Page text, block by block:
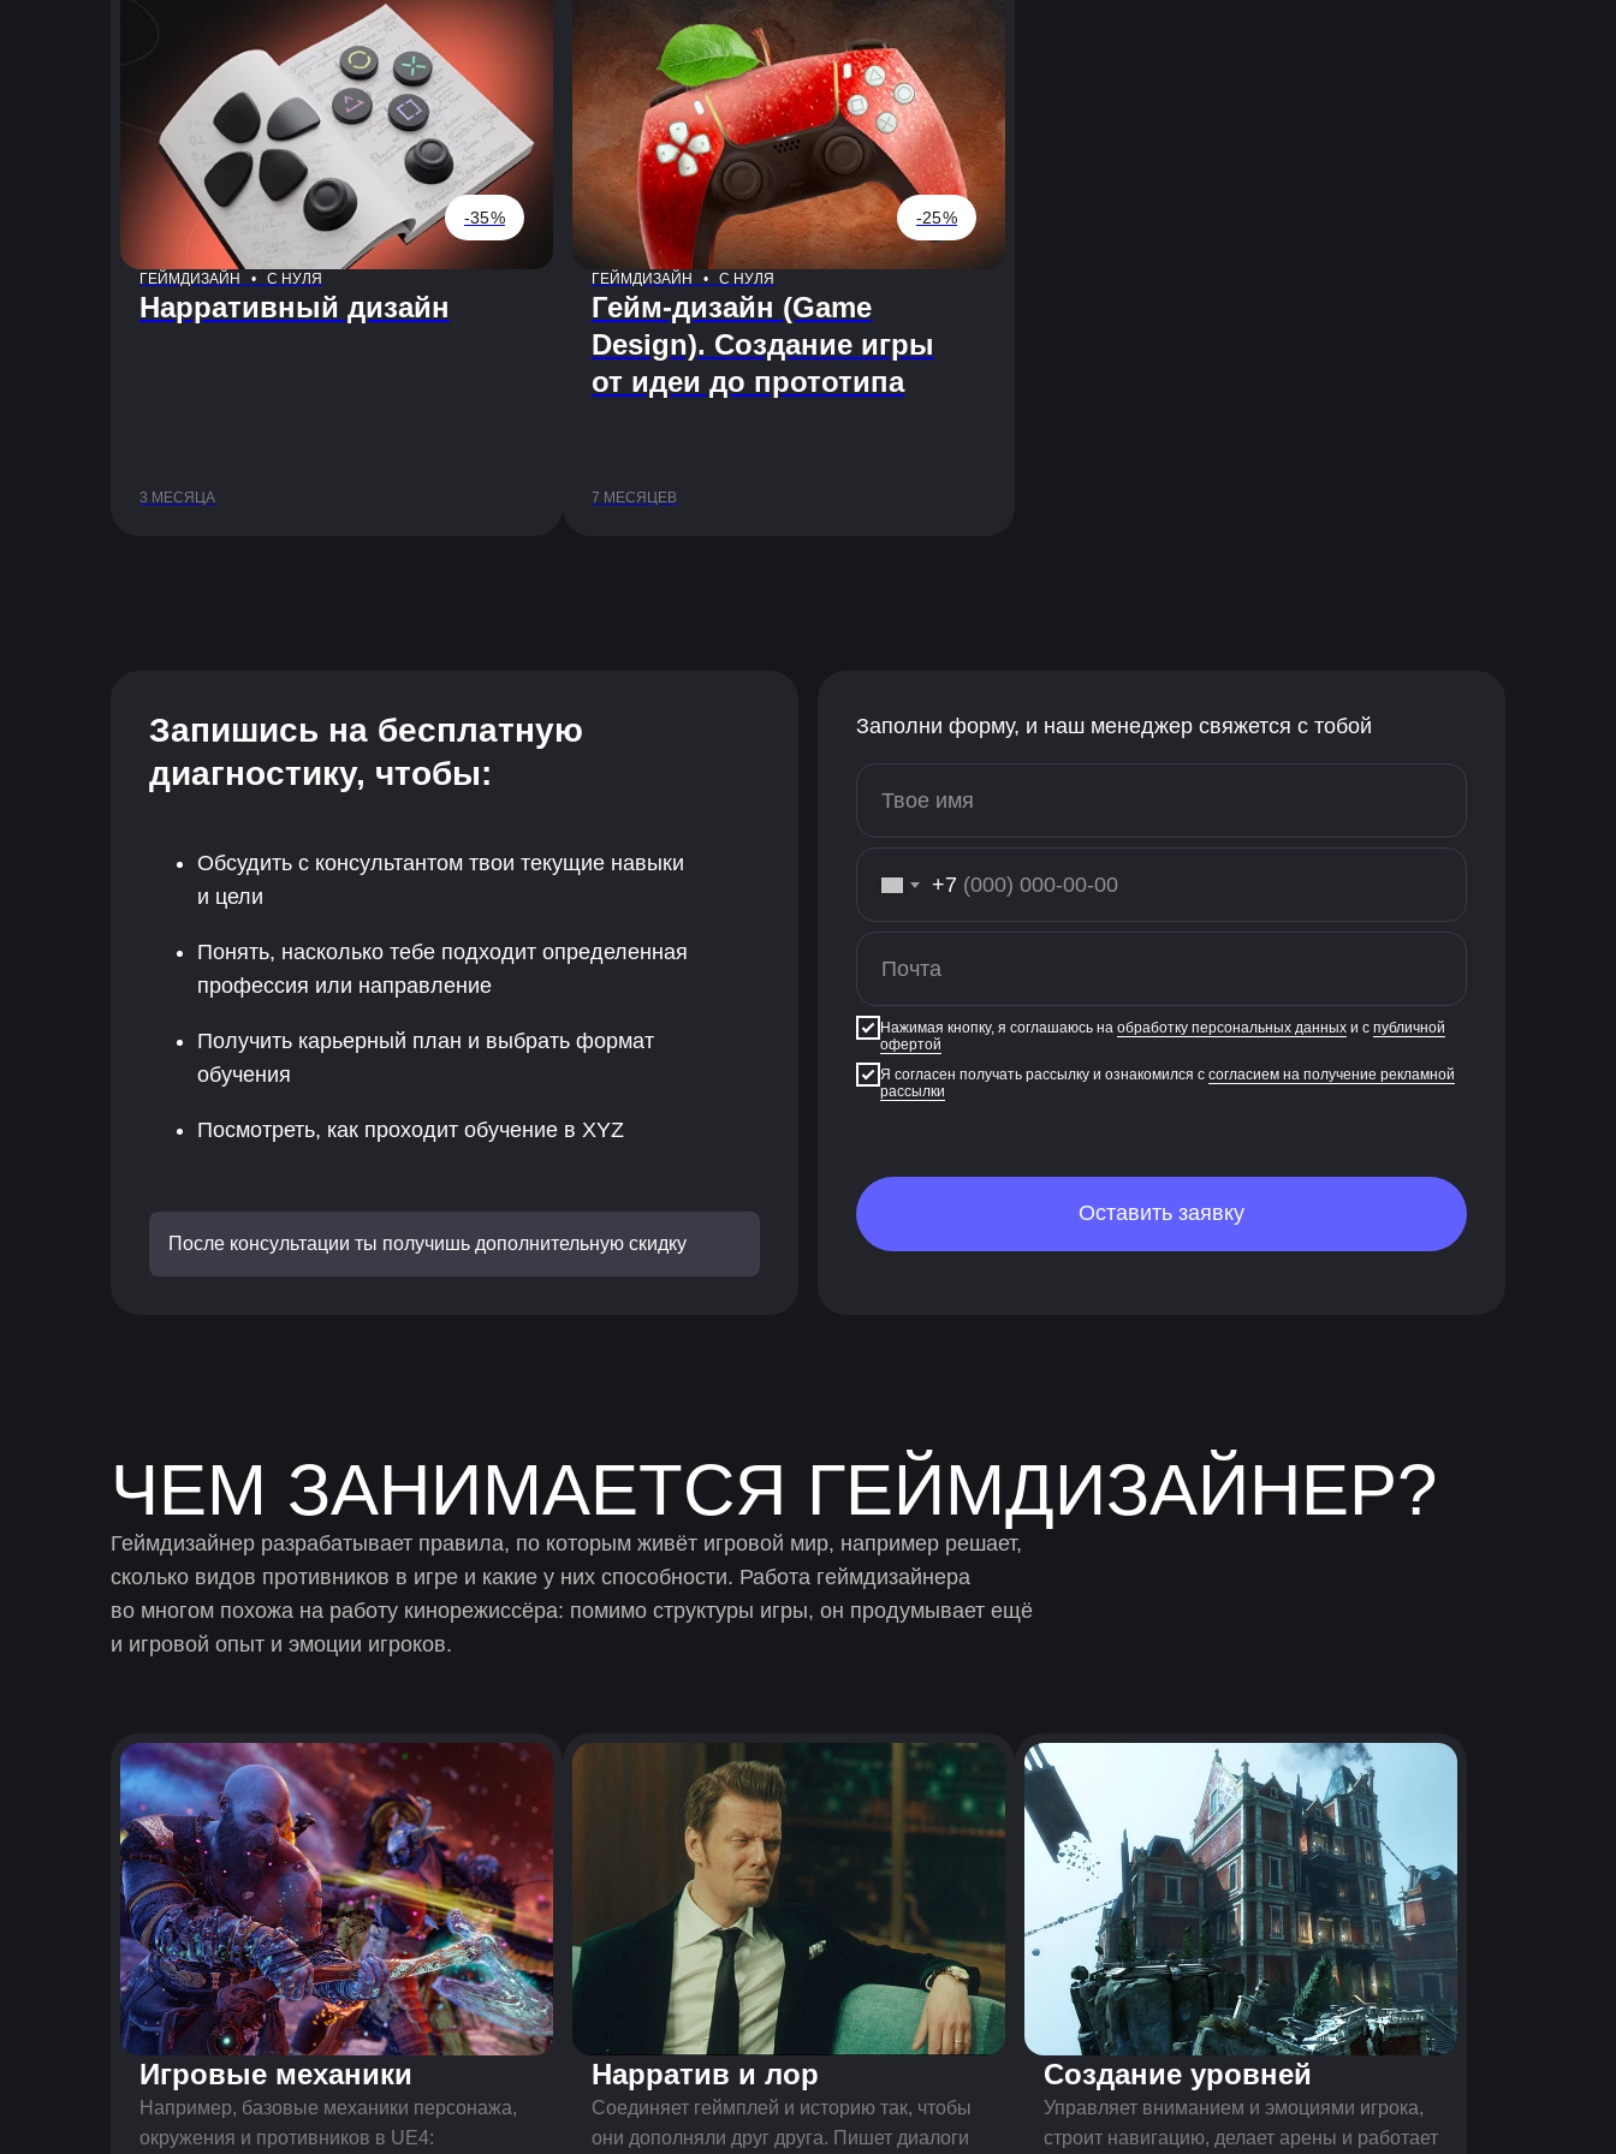
-35%
ГЕЙМДИЗАЙН • С НУЛЯ
Нарративный дизайн
3 МЕСЯЦА
-25%
ГЕЙМДИЗАЙН • С НУЛЯ
Гейм-дизайн (Game
Design). Создание игры
от идеи до прототипа
7 МЕСЯЦЕВ
+7
Нажимая кнопку, я соглашаюсь на обработку персональных данных и с публичной
офертой
Я согласен получать рассылку и ознакомился с согласием на получение рекламной
рассылки
Оставить заявку
Заполни форму, и наш менеджер свяжется с тобой
Обсудить с консультантом твои текущие навыки
и цели
Понять, насколько тебе подходит определенная
профессия или направление
Получить карьерный план и выбрать формат
обучения
Посмотреть, как проходит обучение в XYZ
Запишись на бесплатную
диагностику, чтобы:
После консультации ты получишь дополнительную скидку
ЧЕМ ЗАНИМАЕТСЯ ГЕЙМДИЗАЙНЕР?
Геймдизайнер разрабатывает правила, по которым живёт игровой мир, например решает,
сколько видов противников в игре и какие у них способности. Работа геймдизайнера
во многом похожа на работу кинорежиссёра: помимо структуры игры, он продумывает ещё
и игровой опыт и эмоции игроков.
Игровые механики
Например, базовые механики персонажа,
окружения и противников в UE4:
Нарратив и лор
Соединяет геймплей и историю так, чтобы
они дополняли друг друга. Пишет диалоги
Создание уровней
Управляет вниманием и эмоциями игрока,
строит навигацию, делает арены и работает